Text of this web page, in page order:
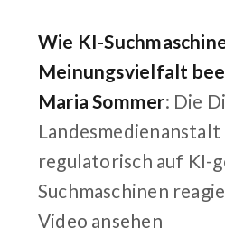
Wie KI-
Meinungsvielfalt
Maria Sommer: Die
regulatorisch auf KI-
Suchmaschinen
Video ansehen